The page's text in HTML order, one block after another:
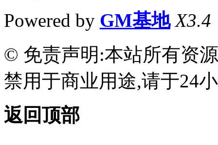
Powered by GM基地 X3.4
© 免责声明:本站所有资
禁用于商业用途,请于24
返回顶部